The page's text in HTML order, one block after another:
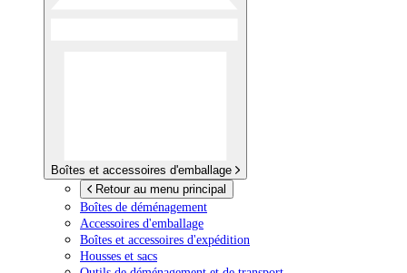
Boîtes et accessoires d'emballage
Retour au menu principal
Boîtes de déménagement
Accessoires d'emballage
Boîtes et accessoires d'expédition
Housses et sacs